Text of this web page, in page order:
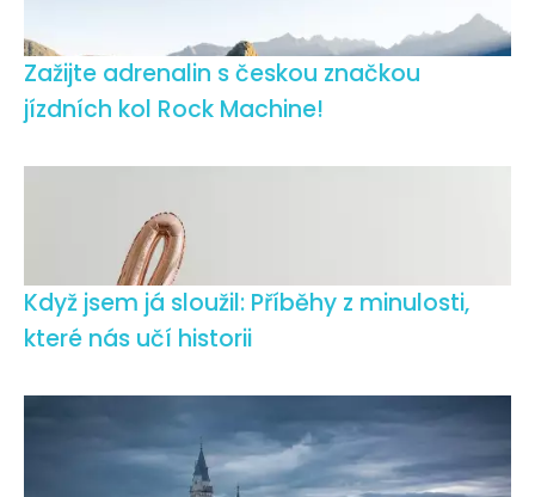
Zažijte adrenalin s českou značkou
jízdních kol Rock Machine!
Když jsem já sloužil: Příběhy z minulosti,
které nás učí historii